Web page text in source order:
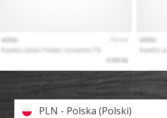
PLN - Polska (Polski)